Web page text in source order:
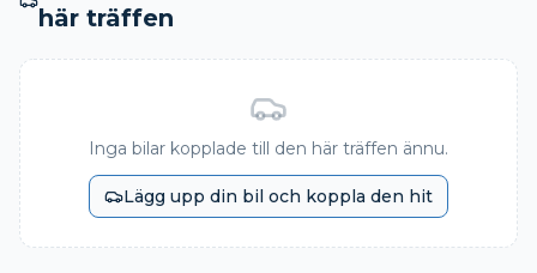
här träffen
Inga bilar kopplade till den här träffen ännu.
Lägg upp din bil och koppla den hit